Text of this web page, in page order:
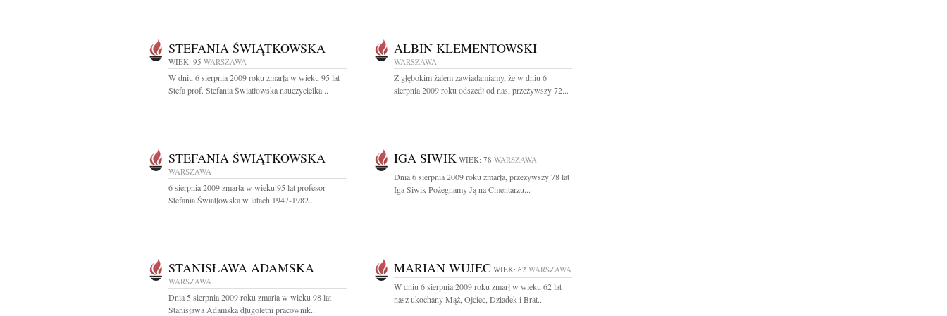
STEFANIA ŚWIĄTKOWSKA
WIEK: 95 WARSZAWA
W dniu 6 sierpnia 2009 roku zmarła w wieku 95 lat
Stefa prof. Stefania Światłowska nauczycielka...
ALBIN KLEMENTOWSKI
WARSZAWA
Z głębokim żalem zawiadamiamy, że w dniu 6
sierpnia 2009 roku odszedł od nas, przeżywszy 72...
STEFANIA ŚWIĄTKOWSKA
WARSZAWA
6 sierpnia 2009 zmarła w wieku 95 lat profesor
Stefania Światłowska w latach 1947-1982...
IGA SIWIK WIEK: 78 WARSZAWA
Dnia 6 sierpnia 2009 roku zmarła, przeżywszy 78 lat
Iga Siwik Pożegnamy Ją na Cmentarzu...
STANISŁAWA ADAMSKA
WARSZAWA
Dnia 5 sierpnia 2009 roku zmarła w wieku 98 lat
Stanisława Adamska długoletni pracownik...
MARIAN WUJEC WIEK: 62 WARSZAWA
W dniu 6 sierpnia 2009 roku zmarł w wieku 62 lat
nasz ukochany Mąż, Ojciec, Dziadek i Brat...